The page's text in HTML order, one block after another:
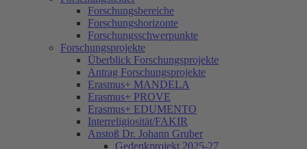
Forschungsbereiche
Forschungshorizonte
Forschungsschwerpunkte
Forschungsprojekte
Überblick Forschungsprojekte
Antrag Forschungsprojekte
Erasmus+ MANDELA
Erasmus+ PROVE
Erasmus+ EDUMENTO
Interreligiosität/FAKIR
Anstoß Dr. Johann Gruber
Gedenkprojekt 2025-27